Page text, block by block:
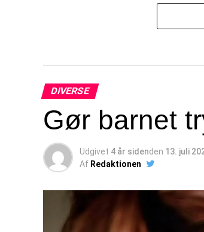
DIVERSE
Gør barnet
Udgivet 4 år sidenden 13. juli
Af Redaktionen